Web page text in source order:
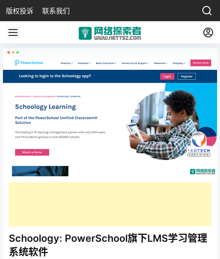
版权投诉 联系我们
Schoology: PowerSchool旗下LMS学习管理
系统软件